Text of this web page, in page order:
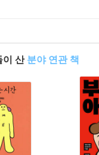
이 산 분야 연관 책